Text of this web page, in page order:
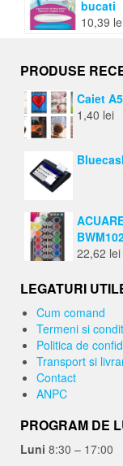
bucati
10,39
PRODUSE
Caiet
1,40 lei
22,62 lei
LEGATURI
Cum comand
Termeni si
Politica de
Transport si
Contact
ANPC
PROGRAM DE
Luni 8:30 – 17:00